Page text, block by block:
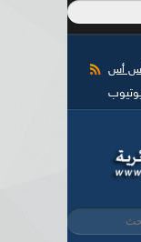
أس أس
يوتيوب
البحث